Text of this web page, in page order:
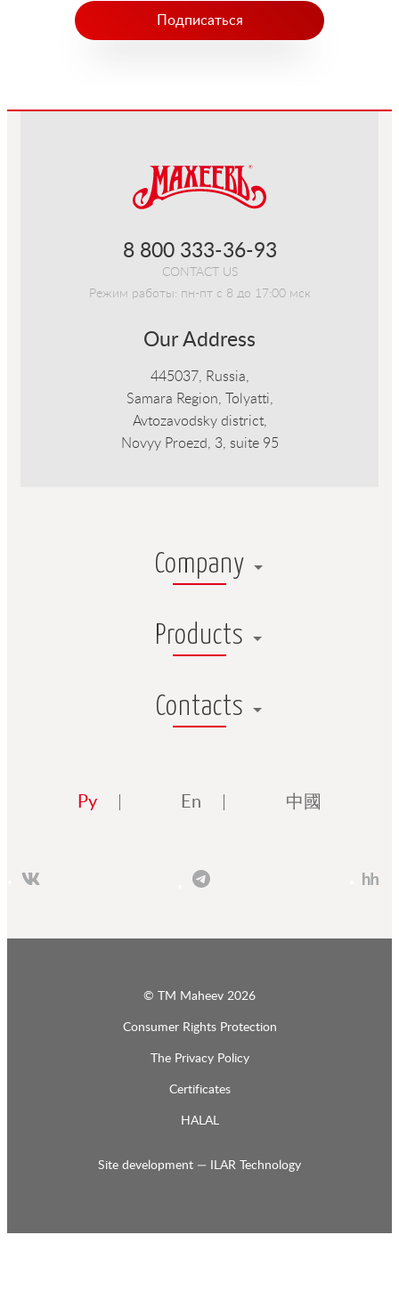
Подписаться
8 800 333-36-93
CONTACT US
Режим работы: пн-пт с 8 до 17:00 мск
Our Address
445037, Russia,
Samara Region, Tolyatti,
Avtozavodsky district,
Novyy Proezd, 3, suite 95
Company
Products
Contacts
Ру En 中國
© ТМ Maheev 2026
Consumer Rights Protection
The Privacy Policy
Certificates
HALAL
Site development — ILAR Technology